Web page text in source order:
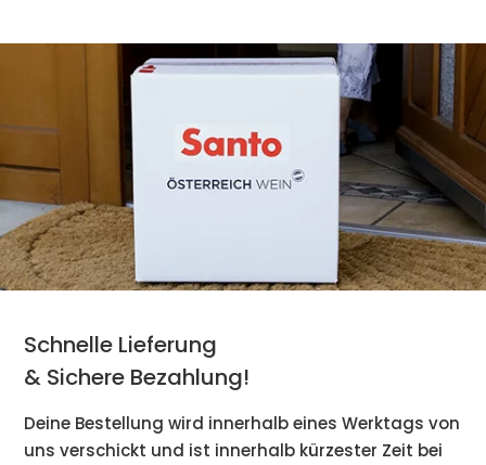
Schnelle Lieferung
& Sichere Bezahlung!
Deine Bestellung wird innerhalb eines Werktags von
uns verschickt und ist innerhalb kürzester Zeit bei